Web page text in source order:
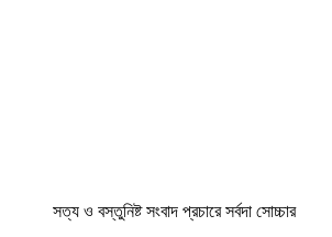
সত্য ও বস্তুনিষ্ট সংবাদ প্রচারে সর্বদা সোচ্চার